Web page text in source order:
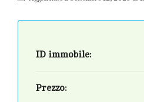
ID immobile:
Prezzo: